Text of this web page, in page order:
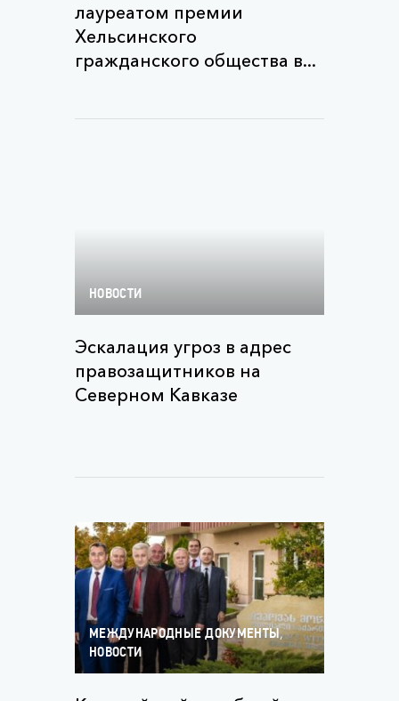
лауреатом премии
Хельсинского
гражданского общества в...
НОВОСТИ
Эскалация угроз в адрес
правозащитников на
Северном Кавказе
МЕЖДУНАРОДНЫЕ ДОКУМЕНТЫ,
НОВОСТИ